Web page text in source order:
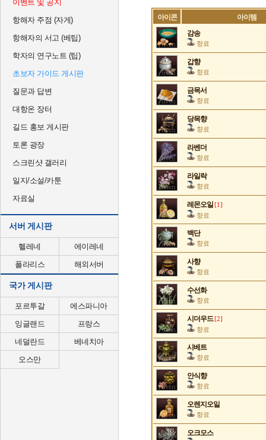
이벤트 및 공지
항해자 주점 (자게)
항해자의 서고 (베팁)
학자의 연구노트 (팁)
초보자 가이드 게시판
질문과 답변
대항온 장터
길드 홍보 게시판
토론 광장
스크린샷 갤러리
일지/소설/카툰
자료실
서버 게시판
헬레네
에이레네
폴라리스
해외서버
국가 게시판
포르투갈
에스파니아
잉글랜드
프랑스
네덜란드
베네치아
오스만
아이콘
아이템
감송
향료
갑향
향료
금목서
향료
당목향
향료
라벤더
향료
라일락
향료
레몬오일 [1]
향료
백단
향료
사향
향료
수선화
향료
시더우드 [2]
향료
시베트
향료
안식향
향료
오렌지오일
향료
오크모스